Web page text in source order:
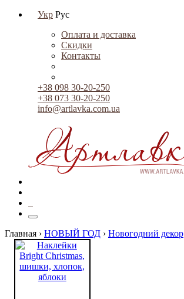
Укр Рус
Оплата и доставка
Скидки
Контакты
+38 098 30-20-250
+38 073 30-20-250
info@artlavka.com.ua
Главная › НОВЫЙ ГОД › Новогодний декор